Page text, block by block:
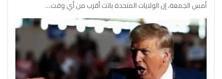
أمس الجمعة، إن الولايات المتحدة باتت أقرب من أي وقت…